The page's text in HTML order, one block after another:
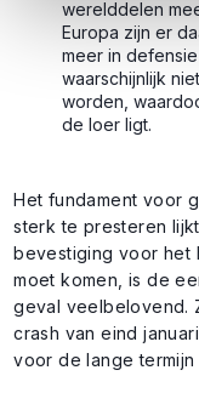
werelddelen
Europa zijn er
meer in
waarschijnlijk
worden,
de loer ligt.
Het fundament voor
sterk te presteren
bevestiging voor het
moet komen, is de
geval veelbelovend.
crash van eind
voor de lange termijn